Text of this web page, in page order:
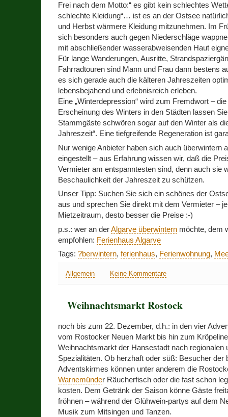
Frei nach dem Motto:“ es gibt kein schlechtes
schlechte Kleidung“… ist es an der Ostsee
und Herbst wärmere Kleidung mitzunehmen. Im
sich besonders auch gegen Niederschläge
mit abschließender wasserabweisenden Haut
Für lange Wanderungen, Ausritte,
Fahrradtouren sind Mann und Frau dann bestens
es sich gerade auch die kälteren Jahreszeiten
lebensbejahend und erlebnisreich erleben.
Eine „Winterdepression“ wird zum Fremdwort –
Erscheinung des Winters in den Städten lassen
Stammgäste schwören sogar auf den Winter als
Jahreszeit“. Eine tiefgreifende Regeneration ist
Nur wenige Anbieter haben sich auch überwintern
eingestellt – aus Erfahrung wissen wir, daß die
Vermieter am entspanntesten sind, denn auch sie
Beschaulichkeit der Jahreszeit zu schützen.
Unser Tipp: Suchen Sie sich ein schönes der
aus und sprechen Sie direkt mit dem Vermieter –
Mietzeitraum, desto besser die Preise :-)
p.s.: wer an derAlgarve überwinternmöchte, dem
empfohlen: Ferienhaus Algarve
Tags: ?berwintern, ferienhaus, Ferienwohnung,
Allgemein Keine Kommentare
Weihnachtsmarkt Rostock
noch bis zum 22. Dezember, d.h.: in den vier
vom Rostocker Neuen Markt bis hin zum
Weihnachtsmarkt der Hansestadt nach regionalen
Spezialitäten. Ob herzhaft oder süß: Besucher der
Adventskirmes können unter anderem die
Warnemünder Räucherfisch oder die fast schon
kosten. Dem Getränk der Saison könne Gäste
fröhnen – während der Glühwein-partys auf dem
Musik zum Mitsingen und Tanzen.